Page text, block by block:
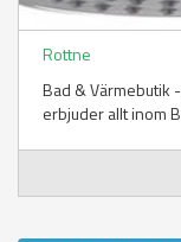
Rottne
Bad & Värmebutik
erbjuder allt inom